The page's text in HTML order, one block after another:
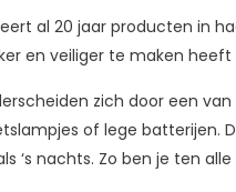
al 20 jaar producten in
en veiliger te maken
zich door een
of lege batterijen.
‘s nachts. Zo ben je ten